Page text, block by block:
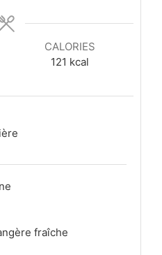
CALORIES
121 kcal
fraîche